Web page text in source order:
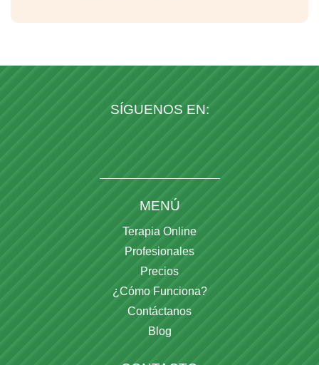
SÍGUENOS EN:
MENÚ
Terapia Online
Profesionales
Precios
¿Cómo Funciona?
Contáctanos
Blog